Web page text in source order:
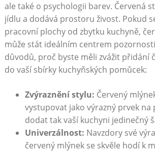
ale také ⁢o psychologii barev. Červená
jídlu a dodává ⁢prostoru ⁤živost. Pokud
pracovní plochy od zbytku kuchyně,
může stát ideálním ⁤centrem‌
důvodů, proč ⁢byste měli​ zvážit přidání
do vaší sbírky kuchyňských pomůcek:
Zvýraznění stylu: Červený
vystupovat jako výrazný prvek na
dodat tak vaší​ kuchyni jedinečný
Univerzálnost: Navzdory své​
červený mlýnek se skvěle hodí k